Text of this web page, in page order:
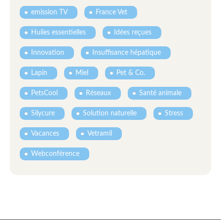
emission TV France Vet
Huiles essentielles Idées reçues
Innovation Insuffisance hépatique
Lapin Miel Pet & Co.
PetsCool Réseaux Santé animale
Silycure Solution naturelle Stress
Vacances Vetramil
Webconférence